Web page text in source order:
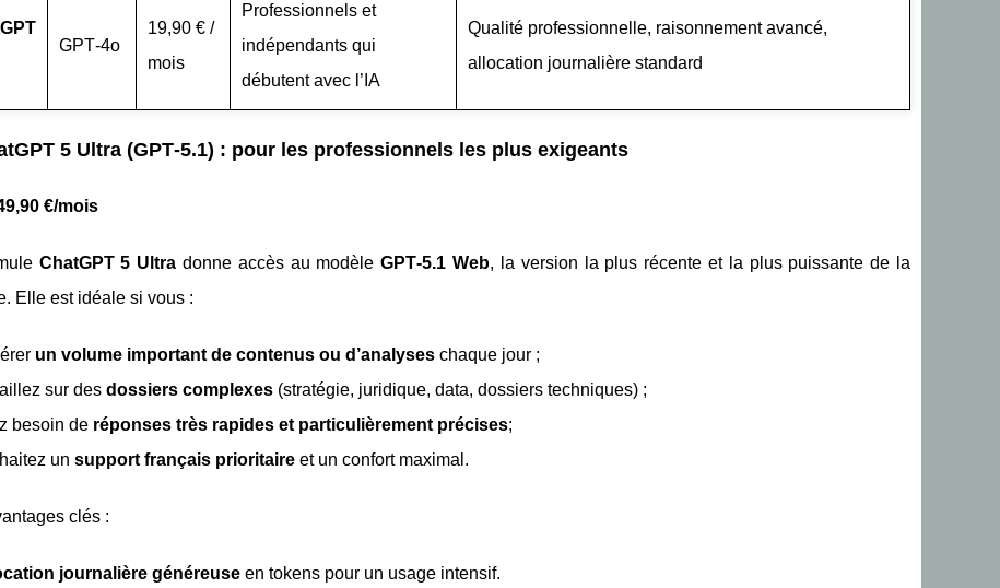
GPT‑4o
19,90 € /
mois
Professionnels et
indépendants qui
débutent avec l’IA
Qualité professionnelle, raisonnement avancé,
allocation journalière standard
5 Ultra (GPT‑5.1) : pour les professionnels les plus exigeants
€/mois
ChatGPT 5 Ultra donne accès au modèleGPT‑5.1 Web, la version la plus récente et la plus puissante de la
Elle est idéale si vous :
un volume important de contenus ou d’analyses chaque jour ;
sur des dossiers complexes (stratégie, juridique, data, dossiers techniques) ;
besoin de réponses très rapides et particulièrement précises;
un support français prioritaire et un confort maximal.
clés :
journalière généreuse en tokens pour un usage intensif.